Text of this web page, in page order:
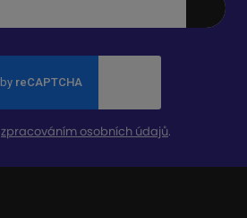
zpracováním osobních údajů.